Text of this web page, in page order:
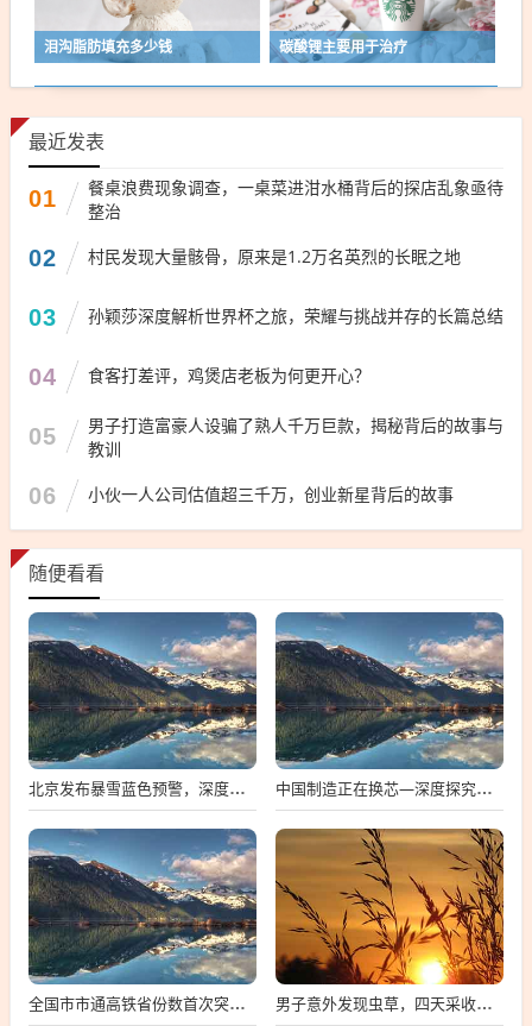
泪沟脂肪填充多少钱 碳酸锂主要用于治疗
最近发表
01
餐桌浪费现象调查，一桌菜进泔水桶背后的探店乱象亟待
整治
02 村民发现大量骸骨，原来是1.2万名英烈的长眠之地
03 孙颖莎深度解析世界杯之旅，荣耀与挑战并存的长篇总结
04 食客打差评，鸡煲店老板为何更开心？
05
男子打造富豪人设骗了熟人千万巨款，揭秘背后的故事与
教训
06 小伙一人公司估值超三千万，创业新星背后的故事
随便看看
北京发布暴雪蓝色预警，深度解析与多维度观察 中国制造正在换芯—深度探究中国芯片产业的崛起与挑战
全国市市通高铁省份数首次突破两位数，中国高铁建设迈入新时代 男子意外发现虫草，四天采收数百根，探寻背后的故事与影响